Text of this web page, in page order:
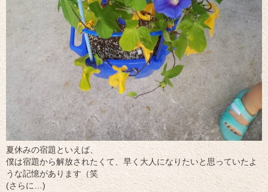
夏休みの宿題といえば、
僕は宿題から解放されたくて、早く大人になりたいと思っていたよ
うな記憶があります（笑
(さらに…)